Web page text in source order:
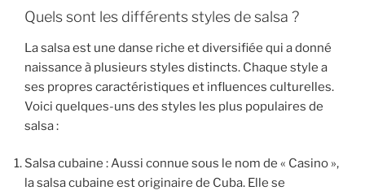
Quels sont les différents styles de salsa ?
La salsa est une danse riche et diversifiée qui a donné
naissance à plusieurs styles distincts. Chaque style a
ses propres caractéristiques et influences culturelles.
Voici quelques-uns des styles les plus populaires de
salsa :
Salsa cubaine : Aussi connue sous le nom de « Casino »,
la salsa cubaine est originaire de Cuba. Elle se